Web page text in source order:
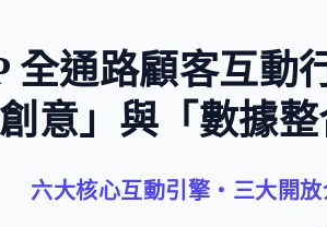
全通路顧客互動
意」與「數據
六大核心互動引擎・三大開放